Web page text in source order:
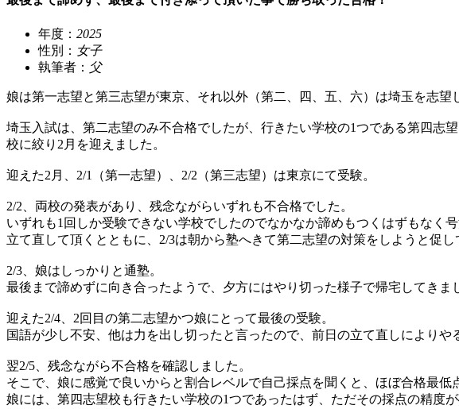
年度： 2025
性別： 女子
執筆者： 父
娘は第一志望と第三志望が東京、それ以外（第二、四、五、六）は埼玉を志望
埼玉入試は、第二志望のみ不合格でしたが、行きたい学校の1つである第四志
校に絞り2月を迎えました。
迎えた2月、2/1（第一志望）、2/2（第三志望）は東京にて受験。
2/2、両校の発表があり、残念ながらいずれも不合格でした。
いずれも1回しか受験できない学校でしたのでなかなか諦めもつくはずもな
立て直して頂くとともに、2/3は朝から塾へきて第二志望の対策をしようと促し
2/3、娘はしっかりと通塾。
最後まで諦めずに向き合ったようで、夕方にはやり切った様子で帰宅してきま
迎えた2/4、2回目の第二志望かつ娘にとって最後の受験。
国語が少し不安、他は力を出し切ったと言ったので、前日の立て直しによりや
翌2/5、残念ながら不合格を確認しました。
そこで、娘に感覚で良いからと割合レベルで自己採点を聞くと、ほぼ合格最低
娘には、第四志望校も行きたい学校の1つであったはず、ただその採点の精度